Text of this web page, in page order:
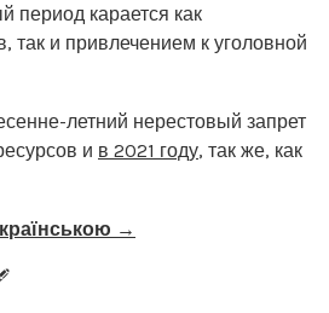
период карается как
и привлечением к уголовной
летний нерестовый запрет
и в 2021 году, так же, как
→